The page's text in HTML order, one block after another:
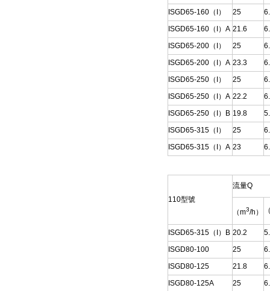
ISGD65-160（I）
25
ISGD65-160（I）A 21.6
ISGD65-200（I）
25
ISGD65-200（I）A 23.3
ISGD65-250（I）
25
ISGD65-250（I）A 22.2
ISGD65-250（I）B 19.8
ISGD65-315（I）
25
ISGD65-315（I）A 23
110型號
流量Q
（m3/h）
ISGD65-315（I）B 20.2
ISGD80-100
25
ISGD80-125
21.8
ISGD80-125A
25